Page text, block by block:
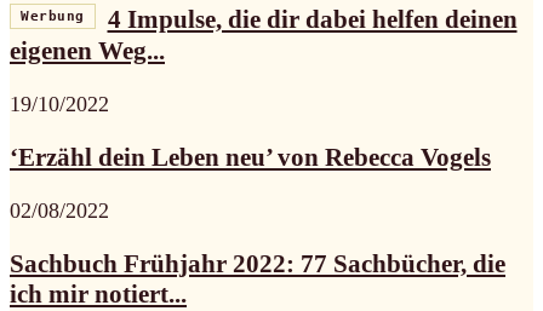
Werbung
4 Impulse, die dir dabei helfen deinen
eigenen Weg...
19/10/2022
‘Erzähl dein Leben neu’ von Rebecca Vogels
02/08/2022
Sachbuch Frühjahr 2022: 77 Sachbücher, die
ich mir notiert...